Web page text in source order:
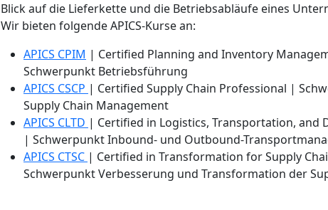
Blick auf die Lieferkette und die Betriebsabläufe eines
Wir bieten folgende APICS-Kurse an:
APICS CPIM | Certified Planning and Inventory
Schwerpunkt Betriebsführung
APICS CSCP | Certified Supply Chain Professional |
Supply Chain Management
APICS CLTD | Certified in Logistics, Transportation, and
| Schwerpunkt Inbound- und Outbound-
APICS CTSC | Certified in Transformation for Supply
Schwerpunkt Verbesserung und Transformation der